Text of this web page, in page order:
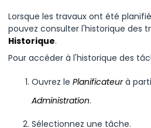
Lorsque les travaux ont été
pouvez consulter l'historique des
Historique.
Pour accéder à l'historique des
Ouvrez le Planificateurà
Administration.
Sélectionnez une tâche.